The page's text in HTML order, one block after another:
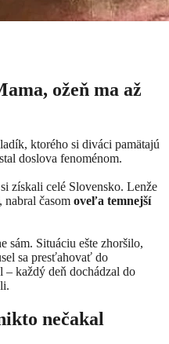
ožeň ma až
ktorého si diváci pamätajú
doslova fenoménom.
získali celé Slovensko. Lenže
nabral časom oveľa temnejší
sám. Situáciu ešte zhoršilo,
sa presťahovať do
– každý deň dochádzal do
nečakal